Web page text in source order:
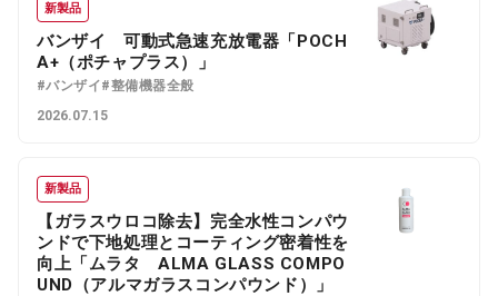
新製品
バンザイ 可動式急速充放電器「POCH
A+（ポチャプラス）」
#バンザイ#整備機器全般
2026.07.15
新製品
【ガラスウロコ除去】完全水性コンパウ
ンドで下地処理とコーティング密着性を
向上「ムラタ ALMA GLASS COMPO
UND（アルマガラスコンパウンド）」